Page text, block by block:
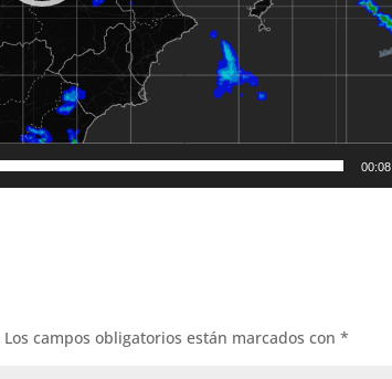
00:08
Los campos obligatorios están marcados con*